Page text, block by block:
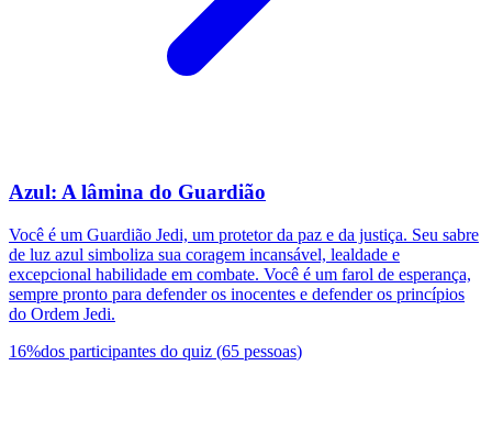
Azul: A lâmina do Guardião
Você é um Guardião Jedi, um protetor da paz e da justiça. Seu sabre
de luz azul simboliza sua coragem incansável, lealdade e
excepcional habilidade em combate. Você é um farol de esperança,
sempre pronto para defender os inocentes e defender os princípios
do Ordem Jedi.
16%dos participantes do quiz (65 pessoas)